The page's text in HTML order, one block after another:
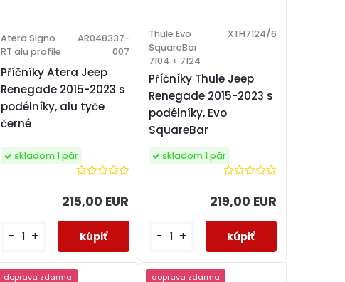
Příčníky Atera Jeep
Renegade 2015-2023 s
podélníky, alu tyče
černé
Atera Signo
RT alu profile
AR048337-
007
215,00 EUR
skladom 1 pár
- +
Příčníky Thule Jeep
Renegade 2015-2023 s
podélníky, Evo
SquareBar
Thule Evo
SquareBar
7104 + 7124
XTH7124/6
219,00 EUR
skladom 1 pár
- +
doprava zdarma doprava zdarma